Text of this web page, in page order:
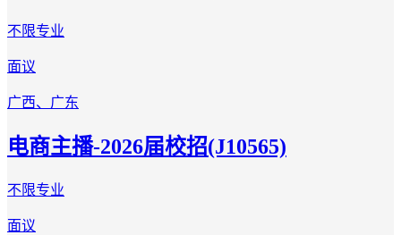
不限专业
面议
广西、广东
电商主播-2026届校招(J10565)
不限专业
面议